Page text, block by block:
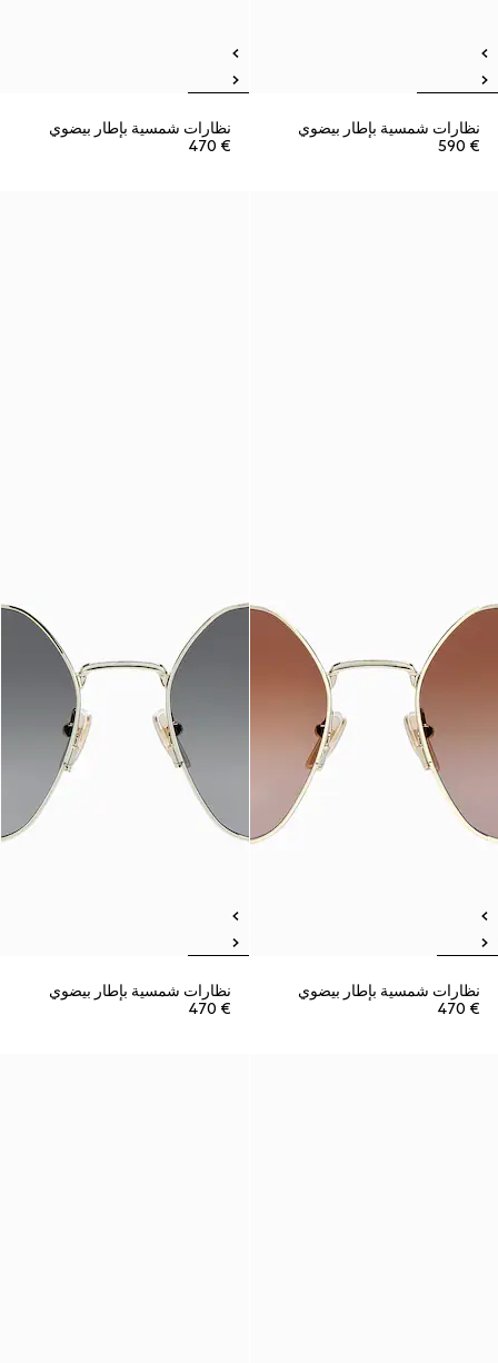
نظارات شمسية بإطار بيضوي
€ 590
نظارات شمسية بإطار بيضوي
€ 470
نظارات شمسية بإطار بيضوي
€ 470
نظارات شمسية بإطار بيضوي
€ 470